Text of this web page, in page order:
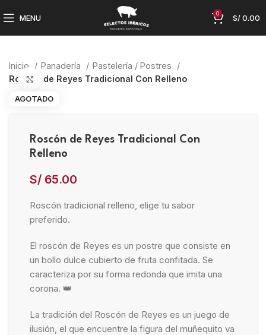
MENU 0 S/0.00
Inicio Panadería
Pastelería / Postres
Roscón de Reyes Tradicional Con Relleno
AGOTADO
Click to enlarge
Roscón de Reyes Tradicional Con
Relleno
S/ 65.00
Roscón tradicional relleno, elige tu sabor
preferido.
El roscón de Reyes es un postre que consiste en
un bollo dulce cubierto de fruta confitada. Se
caracteriza por su forma redonda que imita una
corona. 👑
La tradición del Roscón de Reyes es un juego de
ilusión, el que encuentre la figura del muñequito va